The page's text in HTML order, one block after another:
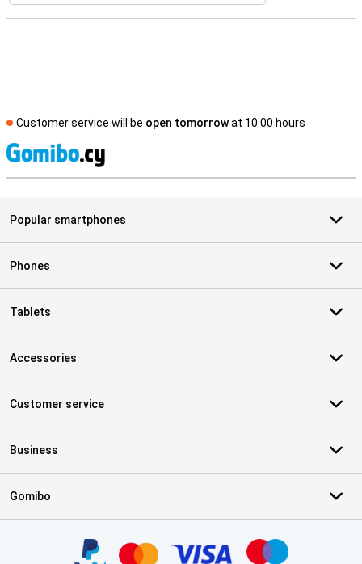
Customer service will be open tomorrowat 10.00 hours
Popular smartphones
Phones
Tablets
Accessories
Customer service
Business
Gomibo